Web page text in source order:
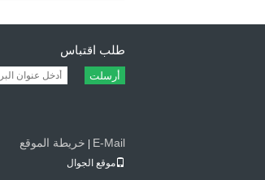
طلب اقتباس
أرسلت
E-Mail خريطة الموقع
موقع الجوال